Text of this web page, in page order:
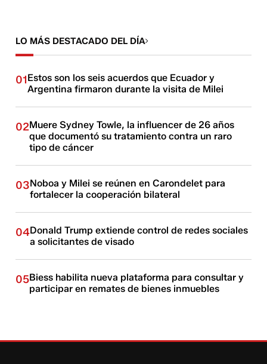
LO MÁS DESTACADO DEL DÍA
01Estos son los seis acuerdos que Ecuador y
Argentina firmaron durante la visita de Milei
02Muere Sydney Towle, la influencer de 26 años
que documentó su tratamiento contra un raro
tipo de cáncer
03Noboa y Milei se reúnen en Carondelet para
fortalecer la cooperación bilateral
04Donald Trump extiende control de redes sociales
a solicitantes de visado
05Biess habilita nueva plataforma para consultar y
participar en remates de bienes inmuebles